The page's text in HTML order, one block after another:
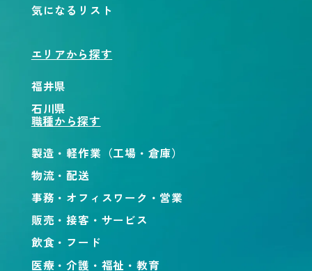
気になるリスト
エリアから探す
福井県
石川県
職種から探す
製造・軽作業（工場・倉庫）
物流・配送
事務・オフィスワーク・営業
販売・接客・サービス
飲食・フード
医療・介護・福祉・教育